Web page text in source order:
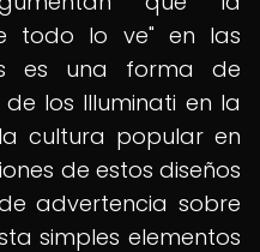
todo lo ve" en las
es una forma de
los Illuminati en la
cultura popular en
de estos diseños
advertencia sobre
simples elementos